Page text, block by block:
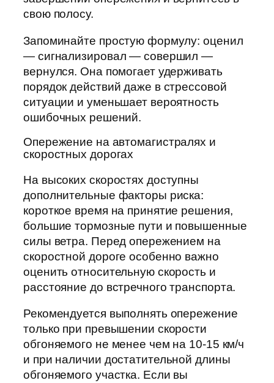
свою полосу.
Запоминайте простую формулу: оценил
— сигнализировал — совершил —
вернулся. Она помогает удерживать
порядок действий даже в стрессовой
ситуации и уменьшает вероятность
ошибочных решений.
Опережение на автомагистралях и
скоростных дорогах
На высоких скоростях доступны
дополнительные факторы риска:
короткое время на принятие решения,
большие тормозные пути и повышенные
силы ветра. Перед опережением на
скоростной дороге особенно важно
оценить относительную скорость и
расстояние до встречного транспорта.
Рекомендуется выполнять опережение
только при превышении скорости
обгоняемого не менее чем на 10-15 км/ч
и при наличии достатительной длины
обгоняемого участка. Если вы